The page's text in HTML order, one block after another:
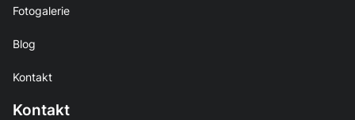
Fotogalerie
Blog
Kontakt
Kontakt